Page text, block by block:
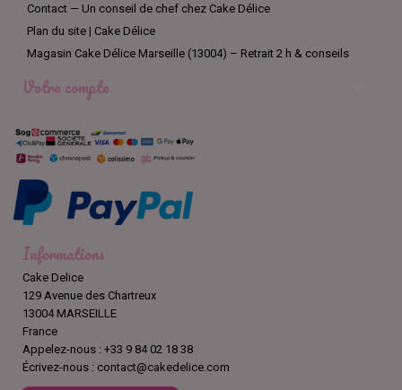
Contact — Un conseil de chef chez Cake Délice
Plan du site | Cake Délice
Magasin Cake Délice Marseille (13004) – Retrait 2 h & conseils
Votre compte
Informations
Cake Delice
129 Avenue des Chartreux
13004 MARSEILLE
France
Appelez-nous : +33 9 84 02 18 38
Écrivez-nous : contact@cakedelice.com